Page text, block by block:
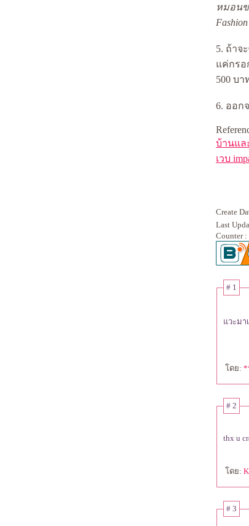
หมอน
5. ถ้าจ
ค่กรอก
500 บา
6. ออก
บ้านแล
เวบ
Create
Last
Counter :
# 1
วะมา
ดย:
# 2
thx u
ดย:
# 3